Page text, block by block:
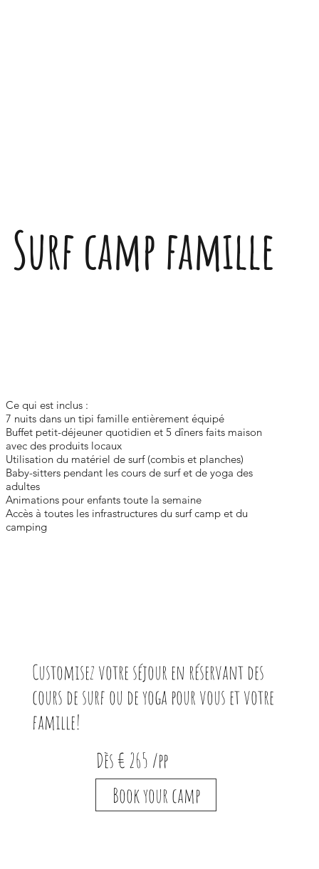
Customisez votre séjour en réservant des
cours de surf ou de yoga pour vous et votre
famille!
Book your camp
Dès € 265 /pp
Ce qui est inclus :
7 nuits dans un tipi famille entièrement équipé
Buffet petit-déjeuner quotidien et 5 dîners faits maison
avec des produits locaux
Utilisation du matériel de surf (combis et planches)
Baby-sitters pendant les cours de surf et de yoga des
adultes
Animations pour enfants toute la semaine
Accès à toutes les infrastructures du surf camp et du
camping
Surf camp famille